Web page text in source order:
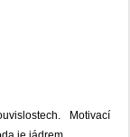
Motivací